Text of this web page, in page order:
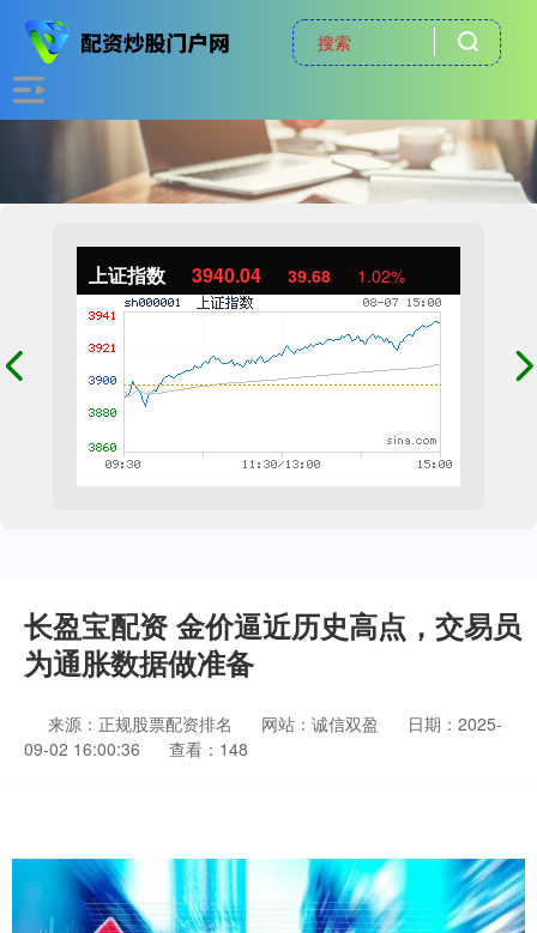
上证指数 3940.04 39.68 1.02%
长盈宝配资 金价逼近历史高点，交易员
为通胀数据做准备
来源：正规股票配资排名 网站：诚信双盈
日期：2025-
09-02 16:00:36
查看：148